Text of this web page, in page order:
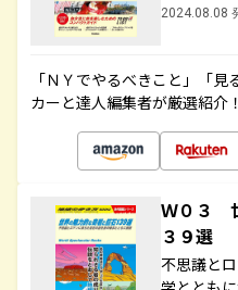
2024.08.08
「ＮＹでやるべきこと」「
カーと達人編集者が厳選紹介
Ｗ０３
３９選
不思議と